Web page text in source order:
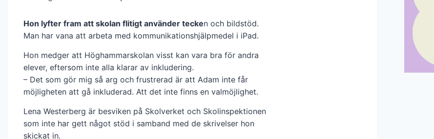
Hon lyfter fram att skolan flitigt använder tecken och bildstöd.
Man har vana att arbeta med kommunikationshjälpmedel i iPad.
Hon medger att Höghammarskolan visst kan vara bra för andra
elever, eftersom inte alla klarar av inkludering.
– Det som gör mig så arg och frustrerad är att Adam inte får
möjligheten att gå inkluderad. Att det inte finns en valmöjlighet.
Lena Westerberg är besviken på Skolverket och Skolinspektionen
som inte har gett något stöd i samband med de skrivelser hon
skickat in.